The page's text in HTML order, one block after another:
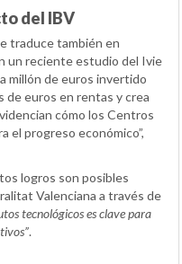
del IBV
traduce también en
un reciente estudio del Ivie
millón de euros invertido
de euros en rentas y crea
cómo los Centros
el progreso económico”,
logros son posibles
Valenciana a través de
tecnológicos es clave para
.